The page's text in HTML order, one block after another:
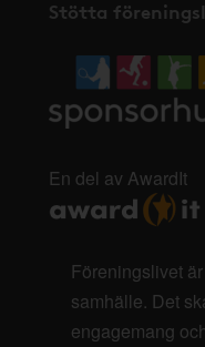
Stötta
En del av AwardIt
Föreningslivet
samhälle. Det
engagemang